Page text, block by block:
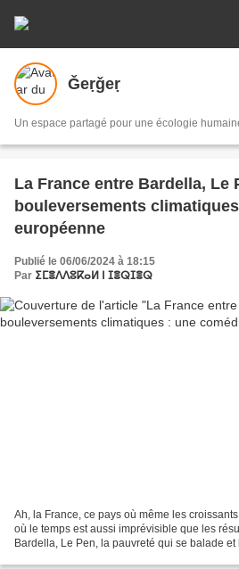
Ǧeṛǧeṛ
Un espace partagé pour une écologie
La France entre Bardella, Le
bouleversements
européenne
Publié le 06/06/2024 à 18:15
Par ⵉⵎⴻⴷⴷⵓⴽⴰⵍ ⵏ ⵊⴻⵕⵊⴻⵕ
Ah, la France, ce pays où même les
où le temps est aussi imprévisible que les
Bardella, Le Pen, la pauvreté qui se balade